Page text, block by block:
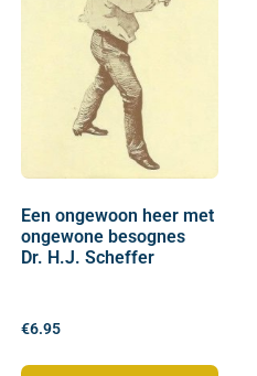
Een ongewoon heer met
ongewone besognes
Dr. H.J. Scheffer
€6.95